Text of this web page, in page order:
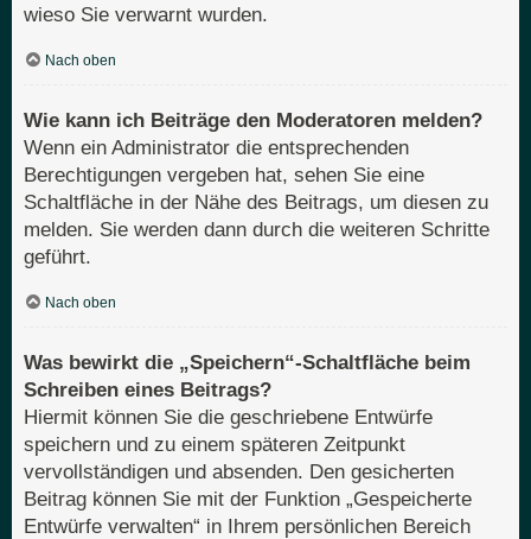
wieso Sie verwarnt wurden.
Nach oben
Wie kann ich Beiträge den Moderatoren melden?
Wenn ein Administrator die entsprechenden
Berechtigungen vergeben hat, sehen Sie eine
Schaltfläche in der Nähe des Beitrags, um diesen zu
melden. Sie werden dann durch die weiteren Schritte
geführt.
Nach oben
Was bewirkt die „Speichern“-Schaltfläche beim
Schreiben eines Beitrags?
Hiermit können Sie die geschriebene Entwürfe
speichern und zu einem späteren Zeitpunkt
vervollständigen und absenden. Den gesicherten
Beitrag können Sie mit der Funktion „Gespeicherte
Entwürfe verwalten“ in Ihrem persönlichen Bereich